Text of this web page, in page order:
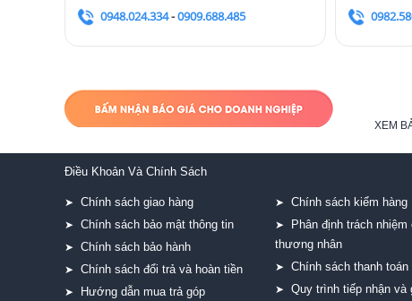
0948.024.334-0909.688.485
XEM
Điều Khoản Và Chính Sách
➤ Chính sách giao hàng
➤ Chính sách bảo mật thông tin
➤ Chính sách bảo hành
➤ Chính sách đổi trả và hoàn tiền
➤ Hướng dẫn mua trả góp
➤ Chính sách kiểm hàng
➤
Phân định trách nhiệm
thương nhân
➤ Chính sách thanh toán
➤ Quy trình tiếp nhận và